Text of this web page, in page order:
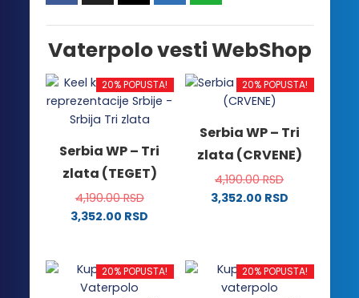
Vaterpolo vesti WebShop
20% POPUSTA!
Serbia WP – Tri
zlata (TEGET)
4,190.00RSD
3,352.00 RSD
ima
više
20% POPUSTA!
Serbia WP – Tri
zlata (CRVENE)
4,190.00RSD
3,352.00 RSD
više
varijanti.
20% POPUSTA! 20% POPUSTA!